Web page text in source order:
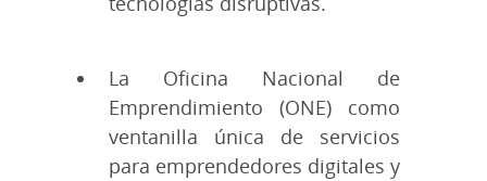
La Oficina Nacional de
Emprendimiento (ONE) como
ventanilla única de servicios
para emprendedores digitales y